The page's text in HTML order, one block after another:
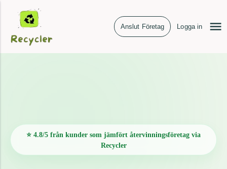
Anslut Företag Logga in
⭐ 4.8/5 från kunder som jämfört återvinningsföretag via
Recycler